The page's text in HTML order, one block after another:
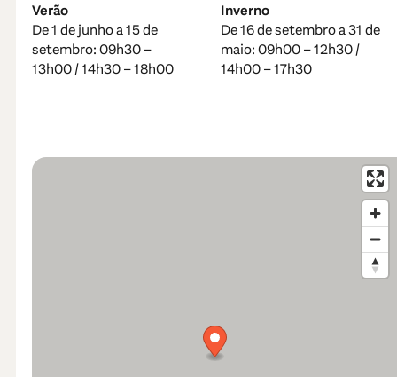
Verão
De 1 de junho a 15 de
setembro: 09h30 –
13h00 / 14h30 – 18h00
Inverno
De 16 de setembro a 31 de
maio: 09h00 – 12h30 /
14h00 – 17h30